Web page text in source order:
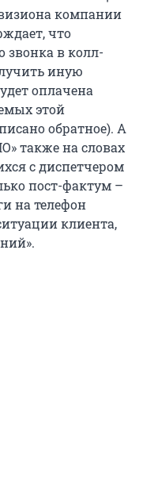
компании
что
звонка в колл-
иную
оплачена
этой
обратное). А
также на словах
с диспетчером
пост-фактум –
на телефон
клиента,